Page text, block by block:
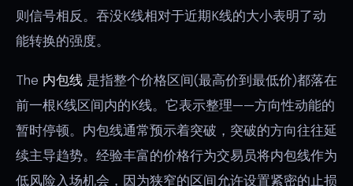
则信号相反。吞没K线相对于近期K线的大小表明了动
能转换的强度。
The 内包线 是指整个价格区间(最高价到最低价)都落在
前一根K线区间内的K线。它表示整理——方向性动能的
暂时停顿。内包线通常预示着突破，突破的方向往往延
续主导趋势。经验丰富的价格行为交易员将内包线作为
低风险入场机会，因为狭窄的区间允许设置紧密的止损